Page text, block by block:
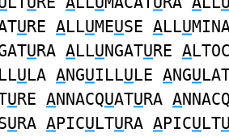
URE ALLUMEUSE ALLU
URA ALLUNGATURE ALTOC
ULA ANGUILLULE ANGU
URE ANNACQUATURA ANNACQ
URA APICULTURA APICULTU